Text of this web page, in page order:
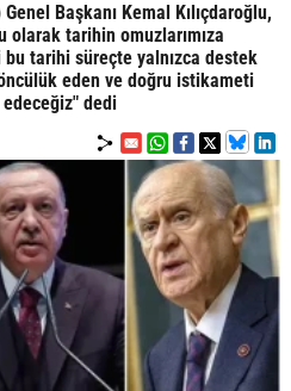
Başkanı Kemal Kılıçdaroğlu,
tarihin omuzlarımıza
tarihi süreçte yalnızca destek
eden ve doğru istikameti
dedi